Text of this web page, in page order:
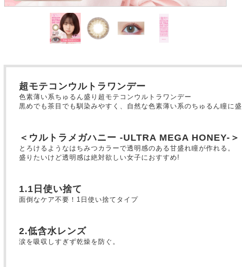
超モテコンウルトラワンデー
色素薄い系ちゅるん盛り超モテコンウルトラワンデー
黒めでも茶目でも馴染みやすく、自然な色素薄い系のちゅるん瞳に
＜ウルトラメガハニー -ULTRA MEGA HONEY-＞
とろけるようなはちみつカラーで透明感のある甘盛れ瞳が作れる。
盛りたいけど透明感は絶対欲しい女子におすすめ!
1.1日使い捨て
面倒なケア不要！1日使い捨てタイプ
2.低含水レンズ
涙を吸収しすぎず乾燥を防ぐ。